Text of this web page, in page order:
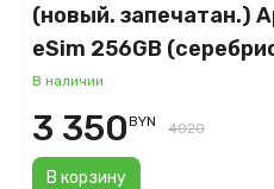
(новый. запечатан.)
eSim 256GB
В наличии
В корзину
3 350BYN 4020